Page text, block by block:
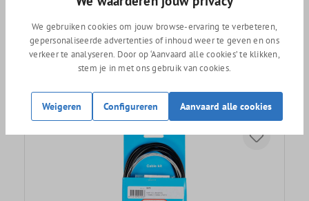
Simson versnellingskabel Nexus
We gebruiken cookies om jouw browse-ervaring te verbeteren,
gepersonaliseerde advertenties of inhoud weer te geven en ons
verkeer te analyseren. Door op ‘Aanvaard alle cookies’ te klikken,
stem je in met ons gebruik van cookies.
Weigeren Configureren Aanvaard alle cookies